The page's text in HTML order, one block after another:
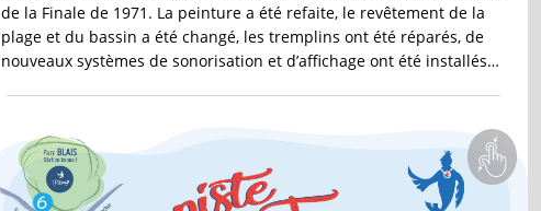
de la Finale de 1971. La peinture a été refaite, le revêtement de la
plage et du bassin a été changé, les tremplins ont été réparés, de
nouveaux systèmes de sonorisation et d’affichage ont été installés…